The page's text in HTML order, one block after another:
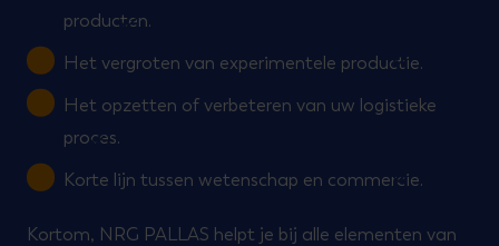
producten.
Het vergroten van experimentele productie.
Het opzetten of verbeteren van uw logistieke
proces.
Korte lijn tussen wetenschap en commercie.
Kortom, NRG PALLAS helpt je bij alle elementen van